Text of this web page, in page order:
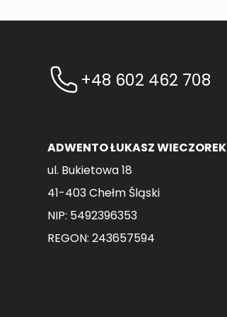
+48 602 462 708
ADWENTO ŁUKASZ WIECZOREK
ul. Bukietowa 18
41-403 Chełm Śląski
NIP: 5492396353
REGON: 243657594